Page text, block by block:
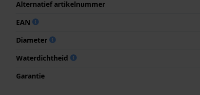
Alternatief artikelnummer
EAN
Diameter
Waterdichtheid
Garantie